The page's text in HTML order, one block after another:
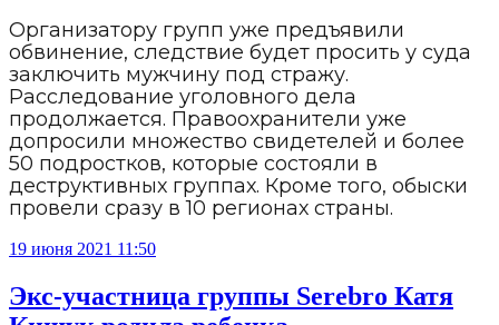
Организатору групп уже предъявили
обвинение, следствие будет просить у суда
заключить мужчину под стражу.
Расследование уголовного дела
продолжается. Правоохранители уже
допросили множество свидетелей и более
50 подростков, которые состояли в
деструктивных группах. Кроме того, обыски
провели сразу в 10 регионах страны.
19 июня 2021 11:50
Экс-участница группы Serebro Катя